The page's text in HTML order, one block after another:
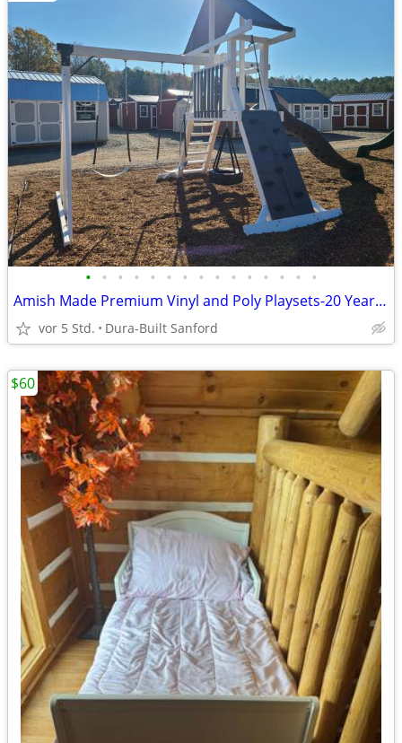
• • • • • • • • • • • • • • •
Amish Made Premium Vinyl and Poly Playsets-20 Year Warranty-BEAUTIFUL!
vor 5 Std. Dura-Built Sanford
$60